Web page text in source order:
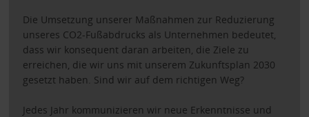
Die Umsetzung unserer Maßnahmen zur Reduzierung
unseres CO2-Fußabdrucks als Unternehmen bedeutet,
dass wir konsequent daran arbeiten, die Ziele zu
erreichen, die wir uns mit unserem Zukunftsplan 2030
gesetzt haben. Sind wir auf dem richtigen Weg?
Jedes Jahr kommunizieren wir neue Erkenntnisse und